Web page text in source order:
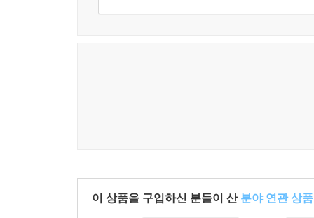
이 상품을 구입하신 분들이 산 분야 연관 상품